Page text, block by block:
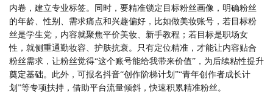
内卷，建立专业标签。同时，要精准锁定目标粉丝画像，明确粉丝
的年龄、性别、需求痛点和兴趣偏好，比如做美妆账号，若目标粉
丝是学生党，内容就聚焦平价美妆、新手教程；若目标是职场女
性，就侧重通勤妆容、护肤抗衰。只有定位精准，才能让内容贴合
粉丝需求，让粉丝觉得“这个账号能给我带来价值”，为后续粘性提升
奠定基础。此外，可报名抖音“创作阶梯计划”“青年创作者成长计
划”等专项扶持，借助平台流量倾斜，快速积累精准粉丝。